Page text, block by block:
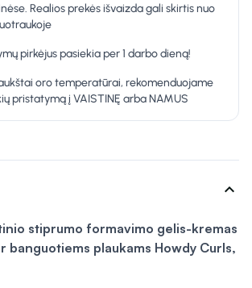
Realios prekės išvaizda gali skirtis nuo
pirkėjus pasiekia per 1 darbo dieną!
oro temperatūrai, rekomenduojame
pristatymą į VAISTINĘ arba NAMUS
expand_more
stiprumo formavimo gelis-kremas
banguotiems plaukams Howdy Curls,